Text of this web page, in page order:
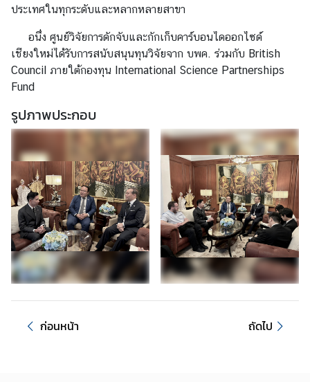
ข้
อ
มู
ล
สำ
ห
รั
บ
ค
น
ไ
ท
ย
ค
ว
า
สั
ประเทศในทุกระดับและหลากหลายสาขา
อนึ่ง ศูนย์วิจัยการดักจับและกักเก็บคาร์บอนไดออกไซด์
เชียงใหม่ได้รับการสนับสนุนทุนวิจัยจาก บพค. ร่วมกับ British
Council ภายใต้กองทุน International Science Partnerships
Fund
รูปภาพประกอบ
ก่อนหน้า ถัดไป